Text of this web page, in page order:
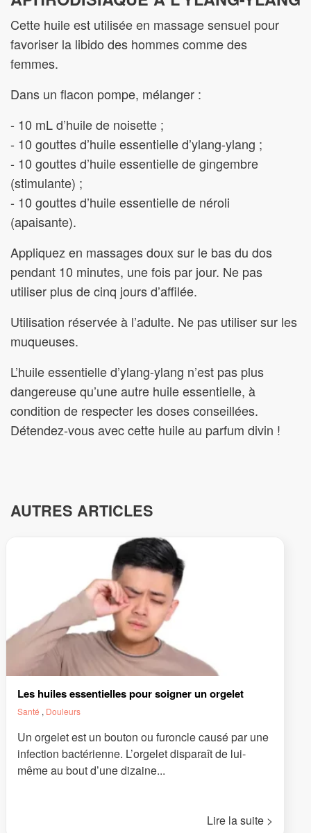
Cette huile est utilisée en massage sensuel pour
favoriser la libido des hommes comme des
femmes.
Dans un flacon pompe, mélanger :
- 10 mL d’huile de noisette ;
- 10 gouttes d’huile essentielle d’ylang-ylang ;
- 10 gouttes d’huile essentielle de gingembre
(stimulante) ;
- 10 gouttes d’huile essentielle de néroli
(apaisante).
Appliquez en massages doux sur le bas du dos
pendant 10 minutes, une fois par jour. Ne pas
utiliser plus de cinq jours d’affilée.
Utilisation réservée à l’adulte. Ne pas utiliser sur les
muqueuses.
L’huile essentielle d’ylang-ylang n’est pas plus
dangereuse qu’une autre huile essentielle, à
condition de respecter les doses conseillées.
Détendez-vous avec cette huile au parfum divin !
AUTRES ARTICLES
Les huiles essentielles pour soigner un orgelet
Santé , Douleurs
Un orgelet est un bouton ou furoncle causé par une
infection bactérienne. L’orgelet disparaît de lui-
même au bout d’une dizaine...
Lire la suite >